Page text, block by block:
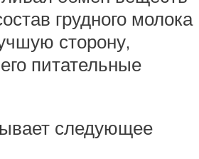
грудного молока
сторону,
питательные
следующее